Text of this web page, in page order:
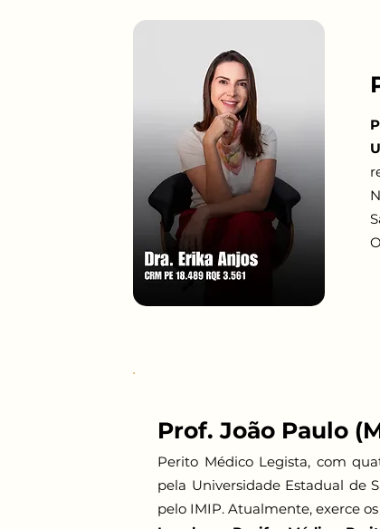
Prof. João Paulo
Perito Médico Legista, com
pela Universidade Estadual de
pelo IMIP. Atualmente, exerce